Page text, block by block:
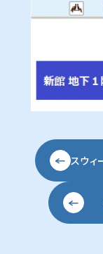
スウィ